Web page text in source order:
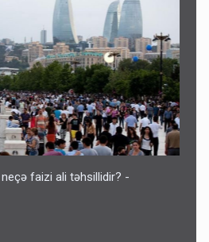
faizi ali təhsillidir? -